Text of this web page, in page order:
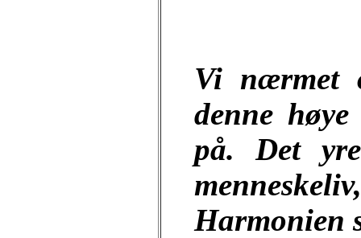
Vi nærmet
denne
på. Det
Harmonien